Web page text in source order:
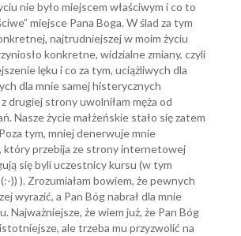
nie było miejscem właściwym i co to
miejsce Pana Boga. W ślad za tym
najtrudniejszej w moim życiu
konkretne, widzialne zmiany, czyli
lęku i co za tym, uciążliwych dla
dla mnie samej histerycznych
drugiej strony uwolniłam męża od
Nasze życie małżeńskie stało się zatem
tym, mniej denerwuje mnie
który przebija ze strony internetowej
się byli uczestnicy kursu (w tym
)) ). Zrozumiałam bowiem, że pewnych
wyrazić, a Pan Bóg nabrał dla mnie
Najważniejsze, że wiem już, że Pan Bóg
ale trzeba mu przyzwolić na